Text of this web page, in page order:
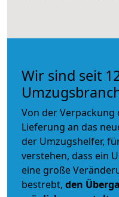
Wir sind seit
Von der Verpackung
Lieferung an das
der Umzugshelfer,
verstehen, dass ein
eine große
bestrebt, den